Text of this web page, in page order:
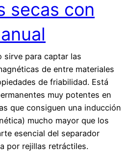
secas con
sirve para captar las
de entre materiales
de friabilidad. Está
muy potentes en
que consiguen una inducción
mucho mayor que los
esencial del separador
por rejillas retráctiles.